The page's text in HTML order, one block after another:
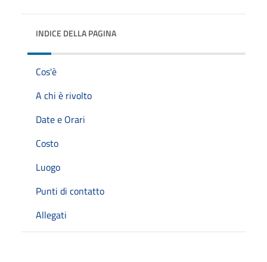
INDICE DELLA PAGINA
Cos'è
A chi è rivolto
Date e Orari
Costo
Luogo
Punti di contatto
Allegati